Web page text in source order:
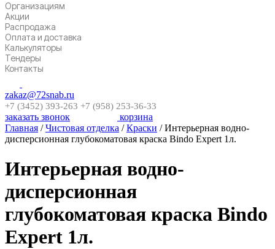
Организациям
Акции
Распродажа
Оплата и доставка
Калькуляторы
Тендеры
Контакты
zakaz@72snab.ru
+7 (3452) 393-263 +7 (958) 253-36-33
заказать звонок
корзина
Главная / Чистовая отделка / Краски / Интерьерная водно-
дисперсионная глубокоматовая краска Bindo Expert 1л.
Интерьерная водно-
дисперсионная
глубокоматовая краска Bindo
Expert 1л.